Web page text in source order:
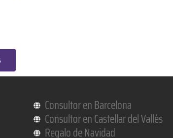
Consultor en Barcelona
Consultor en Castellar del Vallès
Regalo de Navidad